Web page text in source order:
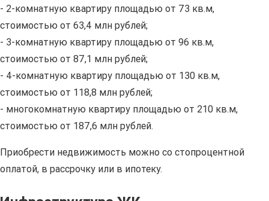
- 2-комнатную квартиру площадью от 73 кв.м,
стоимостью от 63,4 млн рублей;
- 3-комнатную квартиру площадью от 96 кв.м,
стоимостью от 87,1 млн рублей;
- 4-комнатную квартиру площадью от 130 кв.м,
стоимостью от 118,8 млн рублей;
- многокомнатную квартиру площадью от 210 кв.м,
стоимостью от 187,6 млн рублей.
Приобрести недвижимость можно со стопроцентной
оплатой, в рассрочку или в ипотеку.